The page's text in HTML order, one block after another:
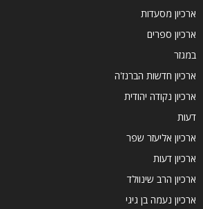
ארכיון מסעדות
ארכיון ספרים
במגזר
ארכיון חדשות הברנז'ה
ארכיון נקודה יהודית
דעות
ארכיון אליעזר שפר
ארכיון דעות
ארכיון הרב שינוולד
ארכיון נעמה בן גיגי